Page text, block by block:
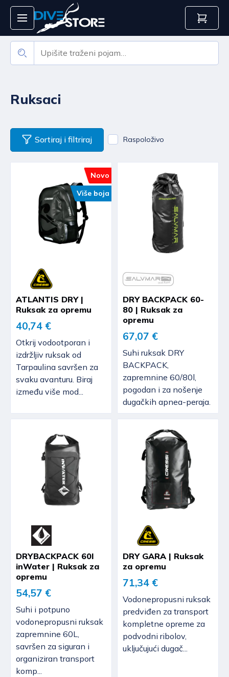
Ruksaci
Sortiraj i filtriraj Raspoloživo
Novo
Više boja
ATLANTIS DRY |
Ruksak za opremu
40,74 €
Otkrij vodootporan i
izdržljiv ruksak od
Tarpaulina savršen za
svaku avanturu. Biraj
između više mod...
DRY BACKPACK 60-
80 | Ruksak za
opremu
67,07 €
Suhi ruksak DRY
BACKPACK,
zapremnine 60/80l,
pogodan i za nošenje
dugačkih apnea-peraja.
DRYBACKPACK 60l
inWater | Ruksak za
opremu
54,57 €
Suhi i potpuno
vodonepropusni ruksak
zapremnine 60L,
savršen za siguran i
organiziran transport
komp...
DRY GARA | Ruksak
za opremu
71,34 €
Vodonepropusni ruksak
predviđen za transport
kompletne opreme za
podvodni ribolov,
uključujući dugač...